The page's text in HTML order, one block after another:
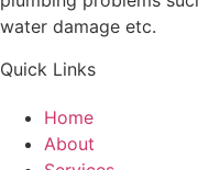
water damage etc.
Quick Links
Home
About